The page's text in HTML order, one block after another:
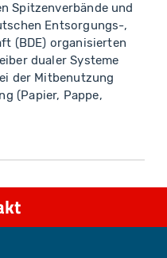
Spitzenverbände und
Entsorgungs-,
(BDE) organisierten
dualer Systeme
der Mitbenutzung
(Papier, Pappe,